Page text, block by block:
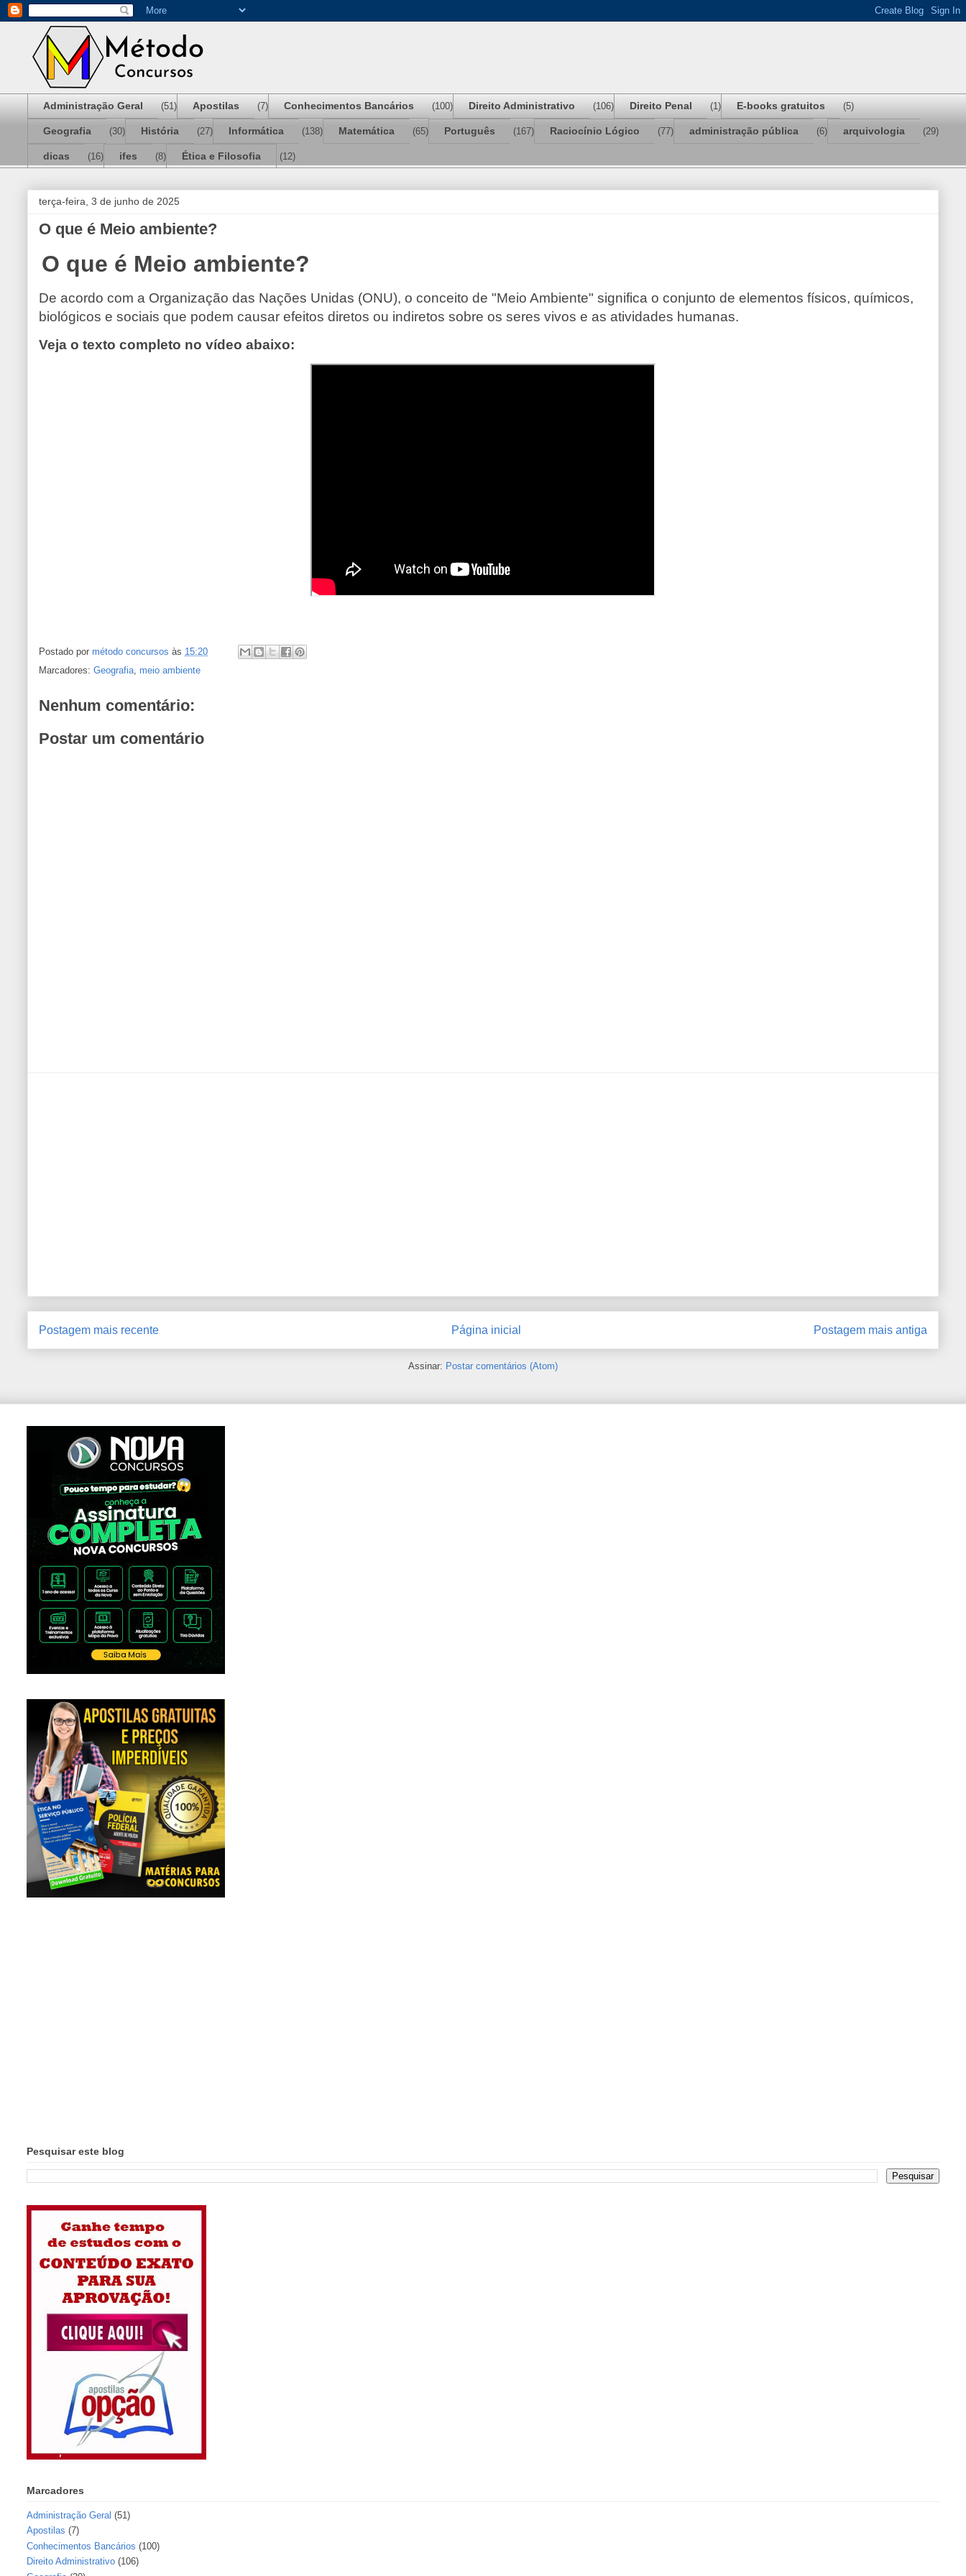
Administração Geral (51) Apostilas (7) Conhecimentos Bancários (100) Direito Administrativo (106) Direito Penal (1) E-books gratuitos (5)
Geografia (30) História (27) Informática (138) Matemática (65) Português (167) Raciocínio Lógico (77) administração pública (6) arquivologia (29)
dicas (16) ifes (8) Ética e Filosofia (12)
terça-feira, 3 de junho de 2025
O que é Meio ambiente?
O que é Meio ambiente?
De acordo com a Organização das Nações Unidas (ONU), o conceito de "Meio Ambiente" significa o conjunto de elementos físicos, químicos,
biológicos e sociais que podem causar efeitos diretos ou indiretos sobre os seres vivos e as atividades humanas.
Veja o texto completo no vídeo abaixo:
Postado por método concursos às 15:20
Marcadores: Geografia, meio ambiente
Nenhum comentário:
Postar um comentário
Postagem mais recente Postagem mais antiga
Página inicial
Assinar: Postar comentários (Atom)
Pesquisar este blog
Marcadores
Administração Geral (51)
Apostilas (7)
Conhecimentos Bancários (100)
Direito Administrativo (106)